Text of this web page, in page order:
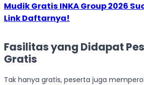
Mudik Gratis INKA Group 2026
Link Daftarnya!
Fasilitas yang Didapat
Gratis
Tak hanya gratis, peserta juga